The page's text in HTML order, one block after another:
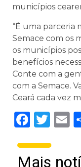
municípios
“É uma parceria
Semace com os
os municípios
benefícios
Conte com a
com a Semace.
Ceará cada vez
Mais